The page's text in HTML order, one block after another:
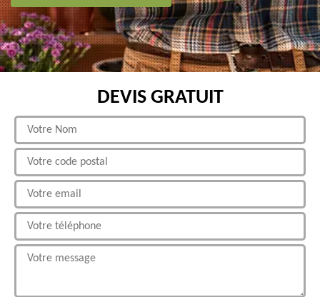
DEVIS GRATUIT